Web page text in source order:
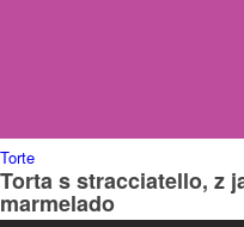
Torte
Torta s stracciatello, z
marmelado